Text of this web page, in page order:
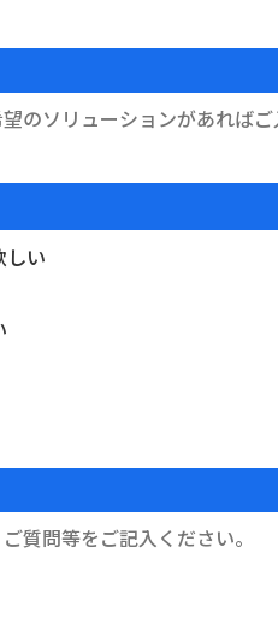
しい